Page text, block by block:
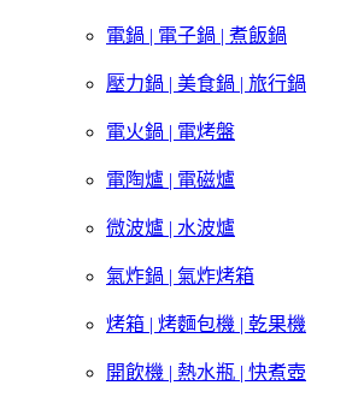
電鍋 | 電子鍋 | 煮飯鍋
壓力鍋 | 美食鍋 | 旅行鍋
電火鍋 | 電烤盤
電陶爐 | 電磁爐
微波爐 | 水波爐
氣炸鍋 | 氣炸烤箱
烤箱 | 烤麵包機 | 乾果機
開飲機 | 熱水瓶 | 快煮壺